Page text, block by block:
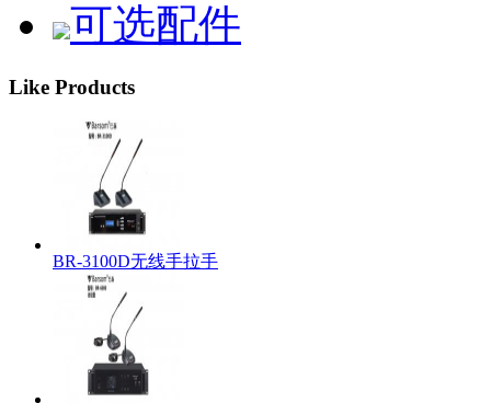
可选配件
Like Products
BR-3100D无线手拉手